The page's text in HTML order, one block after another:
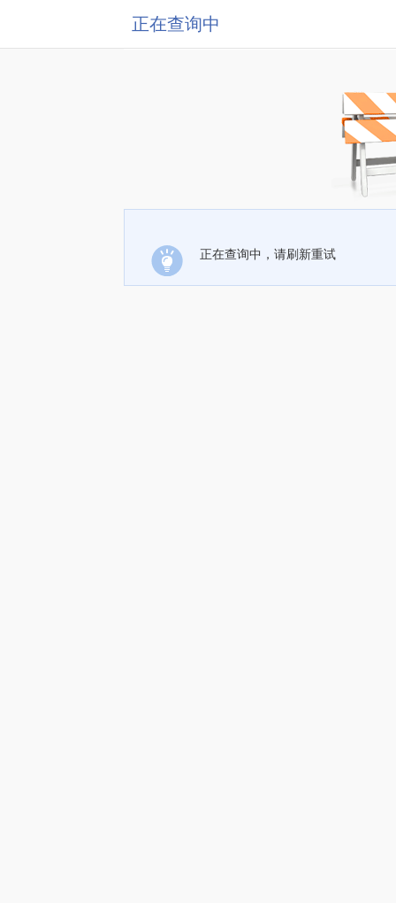
正在查询中
正在查询中，请刷新重试